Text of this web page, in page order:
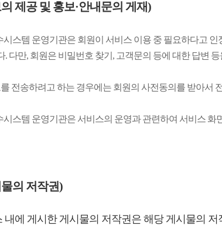
제공 및 홍보·안내문의 게재)
스템 운영기관은 회원이 서비스 이용 중 필요하다고
. 다만, 회원은 비밀번호 찾기, 고객문의 등에 대한 답변
전송하려고 하는 경우에는 회원의 사전동의를 받아서
스템 운영기관은 서비스의 운영과 관련하여 서비스 화
의 저작권)
내에 게시한 게시물의 저작권은 해당 게시물의